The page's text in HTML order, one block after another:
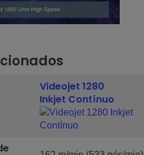
Videojet 1280
Inkjet Contínuo